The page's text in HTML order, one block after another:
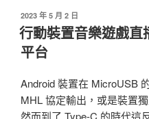
HDMI
音
訊
離
器
監
裝
置
遊
戲
直
發
佈
於
2023 年 5 月 2 日
行動裝置音樂遊戲
平台
Android 裝置在 MicroUSB
MHL 協定輸出，或是裝置
然而到了 Type-C 的時代這